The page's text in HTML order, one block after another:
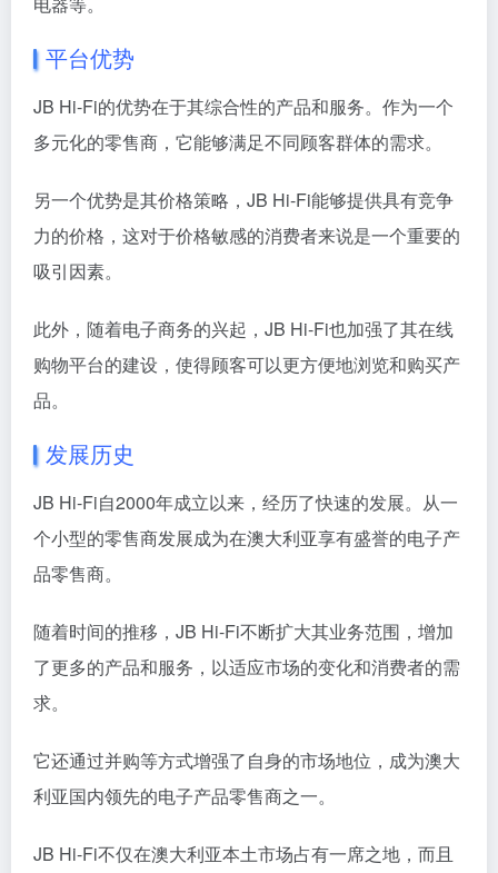
平台优势
JB Hi-Fi的优势在于其综合性的产品和服务。作为一个
多元化的零售商，它能够满足不同顾客群体的需求。
另一个优势是其价格策略，JB Hi-Fi能够提供具有竞争
力的价格，这对于价格敏感的消费者来说是一个重要的
吸引因素。
此外，随着电子商务的兴起，JB Hi-Fi也加强了其在线
购物平台的建设，使得顾客可以更方便地浏览和购买产
品。
发展历史
JB Hi-Fi自2000年成立以来，经历了快速的发展。从一
个小型的零售商发展成为在澳大利亚享有盛誉的电子产
品零售商。
随着时间的推移，JB Hi-Fi不断扩大其业务范围，增加
了更多的产品和服务，以适应市场的变化和消费者的需
求。
它还通过并购等方式增强了自身的市场地位，成为澳大
利亚国内领先的电子产品零售商之一。
JB Hi-Fi不仅在澳大利亚本土市场占有一席之地，而且